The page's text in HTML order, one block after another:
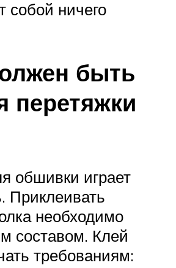
собой ничего
быть
перетяжки
обшивки играет
Приклеивать
необходимо
составом. Клей
требованиям: